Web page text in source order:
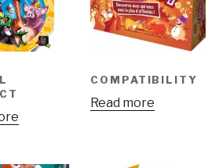
COMPATIBILITY
Read more